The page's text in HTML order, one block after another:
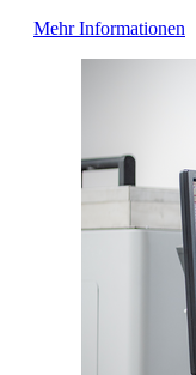
Mehr Informationen